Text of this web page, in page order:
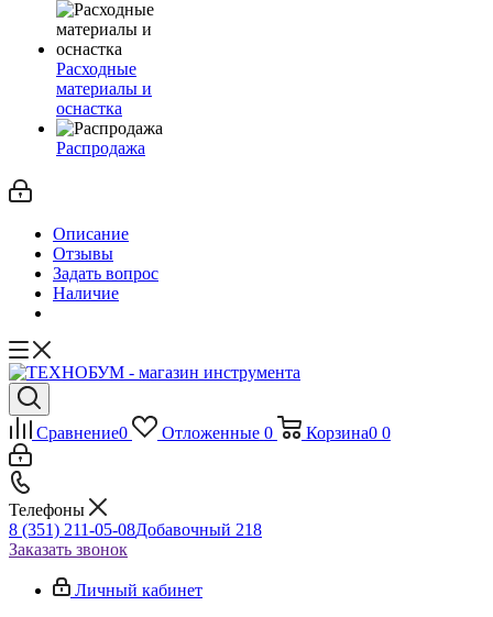
Расходные
материалы и
оснастка
Распродажа
Описание
Отзывы
Задать вопрос
Наличие
Сравнение0 Отложенные 0 Корзина0 0
Телефоны
8 (351) 211-05-08Добавочный 218
Заказать звонок
Личный кабинет